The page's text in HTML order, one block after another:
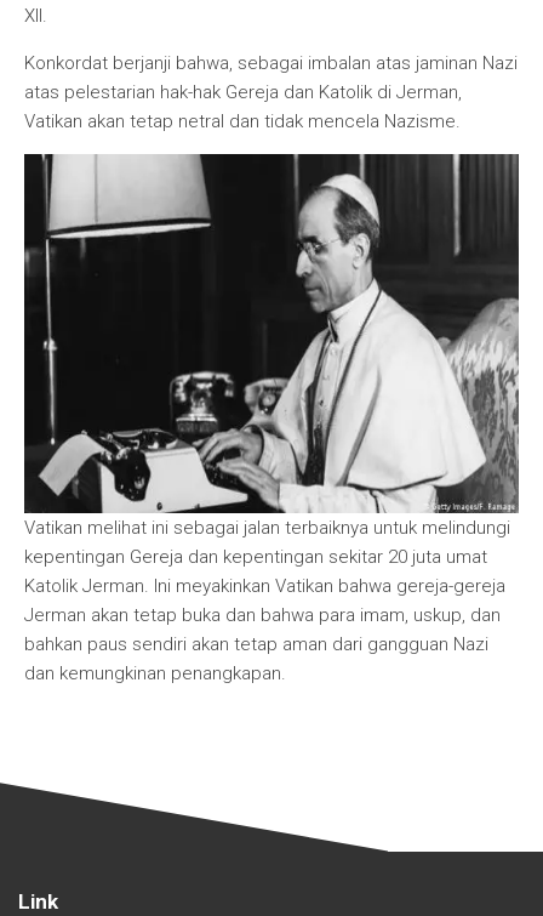
XII.
Konkordat berjanji bahwa, sebagai imbalan atas jaminan Nazi
atas pelestarian hak-hak Gereja dan Katolik di Jerman,
Vatikan akan tetap netral dan tidak mencela Nazisme.
Vatikan melihat ini sebagai jalan terbaiknya untuk melindungi
kepentingan Gereja dan kepentingan sekitar 20 juta umat
Katolik Jerman. Ini meyakinkan Vatikan bahwa gereja-gereja
Jerman akan tetap buka dan bahwa para imam, uskup, dan
bahkan paus sendiri akan tetap aman dari gangguan Nazi
dan kemungkinan penangkapan.
Link